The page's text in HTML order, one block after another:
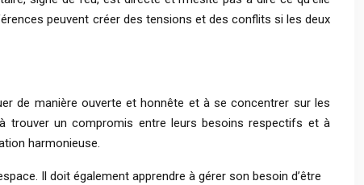
peuvent créer des tensions et des conflits si les deux
de manière ouverte et honnête et à se concentrer sur les
trouver un compromis entre leurs besoins respectifs et à
harmonieuse.
Il doit également apprendre à gérer son besoin d’être